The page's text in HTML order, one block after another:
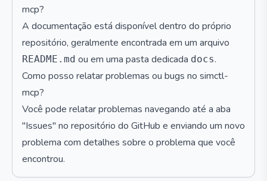
mcp?
A documentação está disponível dentro do próprio
repositório, geralmente encontrada em um arquivo
README.md ou em uma pasta dedicada docs.
Como posso relatar problemas ou bugs no simctl-
mcp?
Você pode relatar problemas navegando até a aba
"Issues" no repositório do GitHub e enviando um novo
problema com detalhes sobre o problema que você
encontrou.